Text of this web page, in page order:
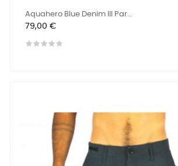
Aquahero Blue Denim III Par...
Preis
79,00 €